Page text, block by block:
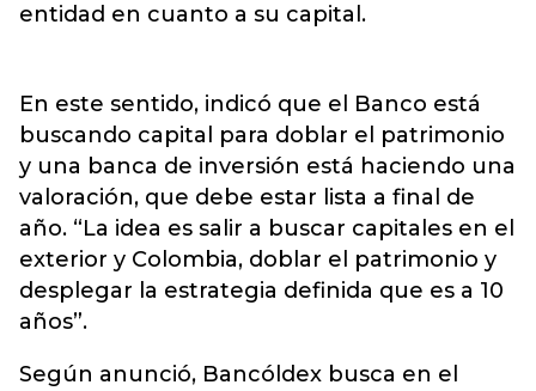
entidad en cuanto a su capital.
En este sentido, indicó que el Banco está
buscando capital para doblar el patrimonio
y una banca de inversión está haciendo una
valoración, que debe estar lista a final de
año. “La idea es salir a buscar capitales en el
exterior y Colombia, doblar el patrimonio y
desplegar la estrategia definida que es a 10
años”.
Según anunció, Bancóldex busca en el